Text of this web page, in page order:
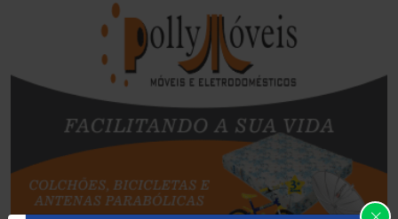
Bom Jesus da Lapa
Boquira
Botuporã (72)
Brasil (7680)